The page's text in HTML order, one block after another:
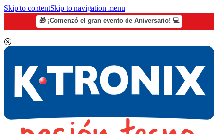
Skip to contentSkip to navigation menu
🎁 ¡Comenzó el gran evento de Aniversario! 💻